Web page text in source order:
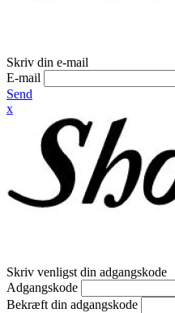
Skriv din e-mail
E-mail
Send
x
Skriv venligst din adgangskode
Adgangskode
Bekræft din adgangskode